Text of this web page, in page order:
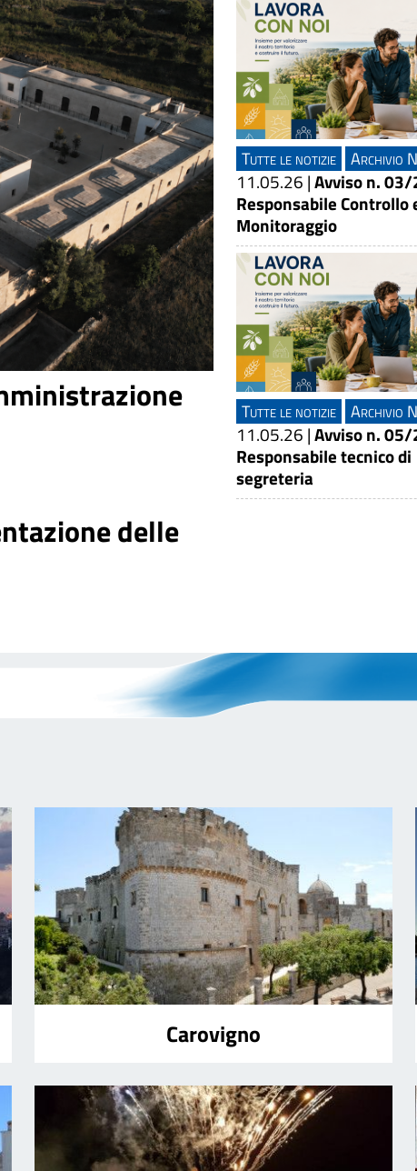
delle
Tutte le notizie Archivio
11.05.26 |Avviso n.
Responsabile Controllo
Monitoraggio
Tutte le notizie Archivio
11.05.26 |Avviso n.
Responsabile tecnico di
segreteria
Carovigno